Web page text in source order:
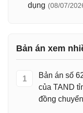
dụng (08/07/
Bản án xem
1
Bản án số
của TAND
đồng